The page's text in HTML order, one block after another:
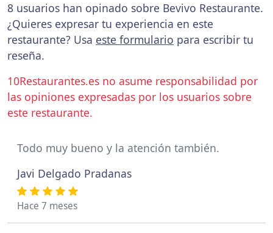
8 usuarios han opinado sobre Bevivo Restaurante.
¿Quieres expresar tu experiencia en este
restaurante? Usa este formulario para escribir tu
reseña.
10Restaurantes.es no asume responsabilidad por
las opiniones expresadas por los usuarios sobre
este restaurante.
Todo muy bueno y la atención también.
Javi Delgado Pradanas
Hace 7 meses